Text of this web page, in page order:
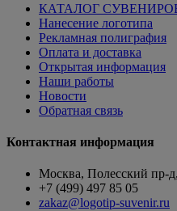
КАТАЛОГ
Нанесение логотипа
Рекламная полиграфия
Оплата и доставка
Открытая информация
Наши работы
Новости
Обратная связь
Контактная информация
Москва, Полесский пр-
+7 (499) 497 85 05
zakaz@logotip-suvenir.ru